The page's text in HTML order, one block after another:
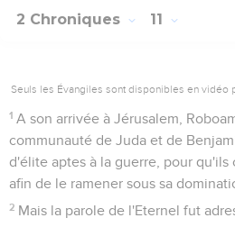
2 Chroniques 11
Seuls les Évangiles sont disponibles en vidéo
1 A son arrivée à Jérusalem,
communauté de Juda et de
d'élite aptes à la guerre, pour qu'ils
afin de le ramener sous sa
2 Mais la parole de l'Eternel fut